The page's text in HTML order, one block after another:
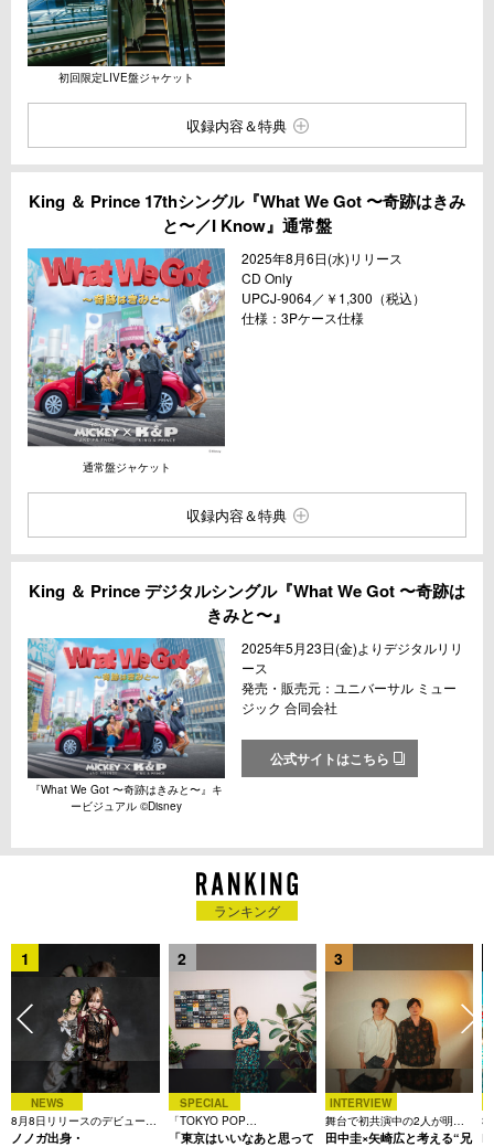
初回限定LIVE盤ジャケット
収録内容＆特典
King ＆ Prince 17thシングル『What We Got 〜奇跡はきみ
と〜／I Know』通常盤
通常盤ジャケット
2025年8月6日(水)リリース
CD Only
UPCJ-9064／￥1,300（税込）
仕様：3Pケース仕様
収録内容＆特典
King ＆ Prince デジタルシングル『What We Got 〜奇跡は
きみと〜』
『What We Got 〜奇跡はきみと〜』キ
ービジュアル ©︎Disney
2025年5月23日(金)よりデジタルリリ
ース
発売・販売元：ユニバーサル ミュー
ジック 合同会社
公式サイトはこちら
ランキング
1
NEWS
8月8日リリースのデビュー曲
は「Time is money」
ノノガ出身・
2
SPECIAL
「TOKYO POP
CHRONICLE」特集
「東京はいいなあと思って
3
INTERVIEW
舞台で初共演中の2人が明か
す、今の自分をつくる恩人の
田中圭×矢崎広と考える“兄
3